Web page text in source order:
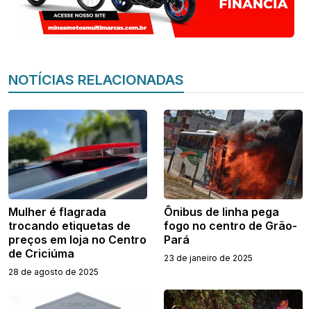
NOTÍCIAS RELACIONADAS
Mulher é flagrada
trocando etiquetas de
preços em loja no Centro
de Criciúma
28 de agosto de 2025
Ônibus de linha pega
fogo no centro de Grão-
Pará
23 de janeiro de 2025